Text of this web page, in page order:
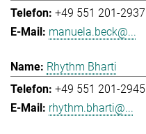
+49 551 201-2937
manuela.beck@...
Rhythm Bharti
+49 551 201-2945
rhythm.bharti@...